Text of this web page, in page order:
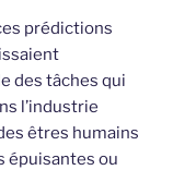
prédictions
des tâches qui
l’industrie
êtres humains
épuisantes ou